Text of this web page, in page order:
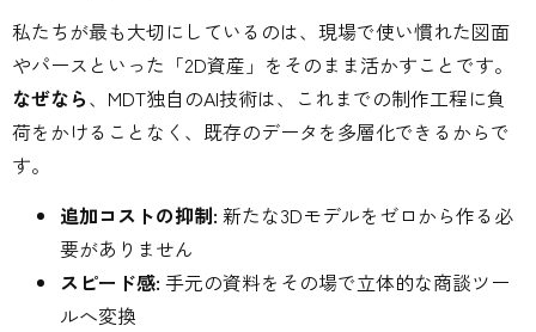
私たちが最も大切にしているのは、現場で使い慣れた図面
やパースといった「2D資産」をそのまま活かすことです。
なぜなら、MDT独自のAI技術は、これまでの制作工程に負
荷をかけることなく、既存のデータを多層化できるからで
す。
追加コストの抑制: 新たな3Dモデルをゼロから作る必
要がありません
スピード感: 手元の資料をその場で立体的な商談ツー
ルへ変換